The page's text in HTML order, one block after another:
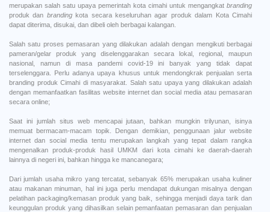
merupakan salah satu upaya pemerintah kota cimahi untuk mengangkat branding
produk dan brandingkota secara keseluruhan agar produk dalam Kota Cimahi
dapat diterima, disukai, dan dibeli oleh berbagai kalangan.
Salah satu proses pemasaran yang dilakukan adalah dengan mengikuti berbagai
pameran/gelar produk yang diselenggarakan secara lokal, regional, maupun
nasional, namun di masa pandemi covid-19 ini banyak yang tidak dapat
terselenggara. Perlu adanya upaya khusus untuk mendongkrak penjualan serta
branding produk Cimahi di masyarakat. Salah satu upaya yang dilakukan adalah
dengan memanfaatkan fasilitas website internet dan social media atau pemasaran
secara online;
Saat ini jumlah situs web mencapai jutaan, bahkan mungkin trilyunan, isinya
memuat bermacam-macam topik. Dengan demikian, penggunaan jalur website
internet dan social media tentu merupakan langkah yang tepat dalam rangka
mengenalkan produk-produk hasil UMKM dari kota cimahi ke daerah-daerah
lainnya di negeri ini, bahkan hingga ke mancanegara;
Dari jumlah usaha mikro yang tercatat, sebanyak 65% merupakan usaha kuliner
atau makanan minuman, hal ini juga perlu mendapat dukungan misalnya dengan
pelatihan packaging/kemasan produk yang baik, sehingga menjadi daya tarik dan
keunggulan produk yang dihasilkan selain pemanfaatan pemasaran dan penjualan